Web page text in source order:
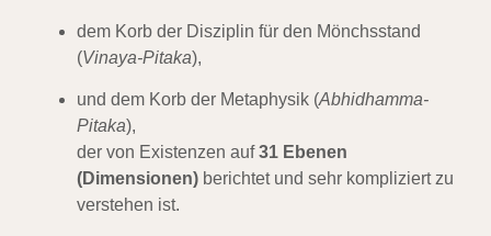
dem Korb der Disziplin für den Mönchsstand
(Vinaya-Pitaka),
und dem Korb der Metaphysik (Abhidhamma-
Pitaka),
der von Existenzen auf31 Ebenen
(Dimensionen) berichtet und sehr kompliziert zu
verstehen ist.